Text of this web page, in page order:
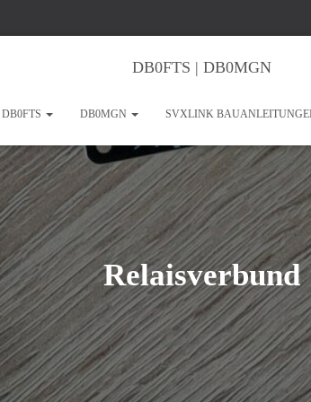
DB0FTS | DB0MGN
DB0FTS DB0MGN SVXLINK
Relaisverbund